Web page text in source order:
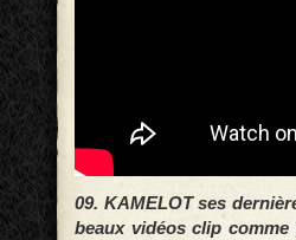
09. KAMELOT ses
beaux vidéos clip